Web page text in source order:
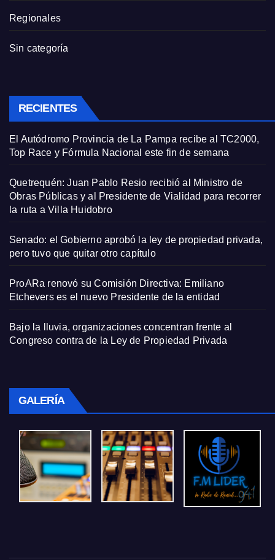
Regionales
Sin categoría
RECIENTES
El Autódromo Provincia de La Pampa recibe al TC2000,
Top Race y Fórmula Nacional este fin de semana
Quetrequén: Juan Pablo Resio recibió al Ministro de
Obras Públicas y al Presidente de Vialidad para recorrer
la ruta a Villa Huidobro
Senado: el Gobierno aprobó la ley de propiedad privada,
pero tuvo que quitar otro capítulo
ProARa renovó su Comisión Directiva: Emiliano
Etchevers es el nuevo Presidente de la entidad
Bajo la lluvia, organizaciones concentran frente al
Congreso contra de la Ley de Propiedad Privada
GALERÍA